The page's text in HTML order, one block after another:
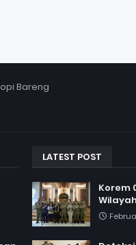
Bareng
LATEST POST
Korem